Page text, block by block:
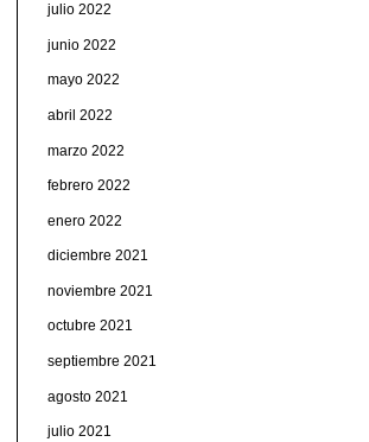
julio 2022
junio 2022
mayo 2022
abril 2022
marzo 2022
febrero 2022
enero 2022
diciembre 2021
noviembre 2021
octubre 2021
septiembre 2021
agosto 2021
julio 2021